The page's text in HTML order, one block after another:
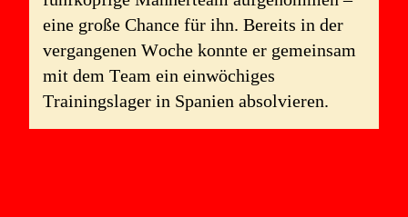
eine große Chance für ihn. Bereits in der
vergangenen Woche konnte er gemeinsam
mit dem Team ein einwöchiges
Trainingslager in Spanien absolvieren.